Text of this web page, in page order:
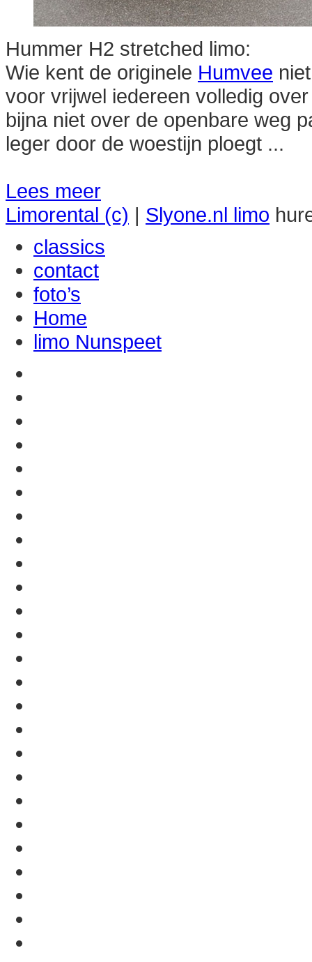
Hummer H2 stretched limo:
Wie kent de originele Humvee
voor vrijwel iedereen volledig
bijna niet over de openbare weg
leger door de woestijn ploegt ...
Lees meer
Limorental (c) | Slyone.nl limo
classics
contact
foto’s
Home
limo Nunspeet